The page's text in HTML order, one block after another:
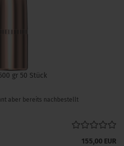
gr 50 Stück
aber bereits nachbestellt
155,00 EUR